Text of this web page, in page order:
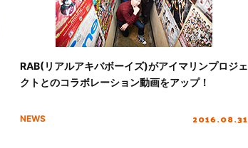
RAB(リアルアキバボーイズ)がアイマリンプロジェ
クトとのコラボレーション動画をアップ！
NEWS 2016.08.31